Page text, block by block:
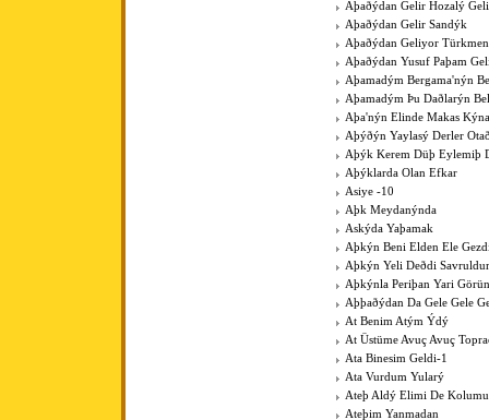
Aþaðýdan Gelir Hozalý
Aþaðýdan Gelir Sandýk
Aþaðýdan Geliyor
Aþaðýdan Yusuf Paþam
Aþamadým Bergama'nýn
Aþamadým Þu Daðlarýn
Aþa'nýn Elinde Makas
Aþýðýn Yaylasý Derler
Aþýk Kerem Düþ Eylemiþ
Aþýklarda Olan Efkar
Asiye -10
Aþk Meydanýnda
Askýda Yaþamak
Aþkýn Beni Elden Ele
Aþkýn Yeli Deðdi
Aþkýnla Periþan Yari
Aþþaðýdan Da Gele Gele
At Benim Atým Ýdý
At Üstüme Avuç Avuç
Ata Binesim Geldi-1
Ata Vurdum Yularý
Ateþ Aldý Elimi De Kolumu
Ateþim Yanmadan